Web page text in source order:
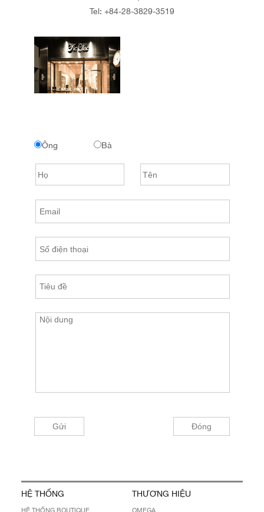
Tel: +84-28-3829-3519
Ông Bà
HỆ THỐNG
HỆ THỐNG BOUTIQUE
THƯƠNG HIỆU
OMEGA